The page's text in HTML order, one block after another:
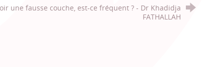
une fausse couche, est-ce fréquent ? - Dr Khadidja
FATHALLAH